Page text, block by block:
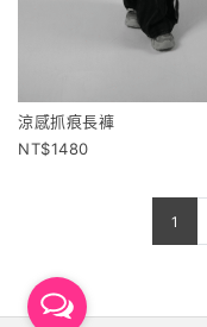
涼感抓痕長褲
1480
1